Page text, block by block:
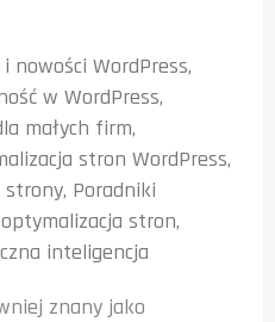
nowości WordPress,
w WordPress,
małych firm,
stron WordPress,
strony, Poradniki
optymalizacja stron,
inteligencja
znany jako